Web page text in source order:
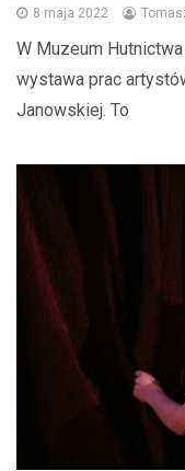
8 maja 2022
W Muzeum
wystawa prac
Janowskiej. To